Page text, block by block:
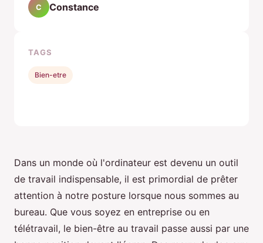
Dans un monde où l'ordinateur est devenu un outil
de travail indispensable, il est primordial de prêter
attention à notre posture lorsque nous sommes au
bureau. Que vous soyez en entreprise ou en
télétravail, le bien-être au travail passe aussi par une
C Constance
TAGS
Bien-etre